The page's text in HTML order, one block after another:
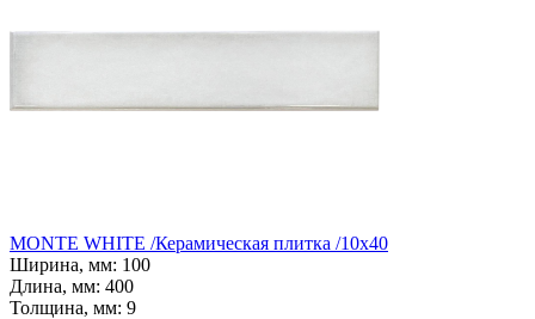
MONTE WHITE /Керамическая плитка /10x40
Ширина, мм: 100
Длина, мм: 400
Толщина, мм: 9